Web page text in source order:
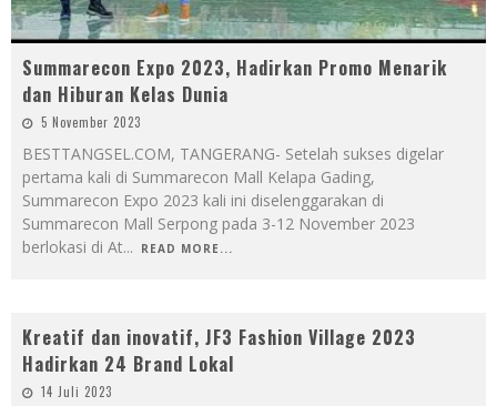
Summarecon Expo 2023, Hadirkan Promo Menarik
dan Hiburan Kelas Dunia
5 November 2023
BESTTANGSEL.COM, TANGERANG- Setelah sukses digelar
pertama kali di Summarecon Mall Kelapa Gading,
Summarecon Expo 2023 kali ini diselenggarakan di
Summarecon Mall Serpong pada 3-12 November 2023
berlokasi di At... READ MORE...
Kreatif dan inovatif, JF3 Fashion Village 2023
Hadirkan 24 Brand Lokal
14 Juli 2023